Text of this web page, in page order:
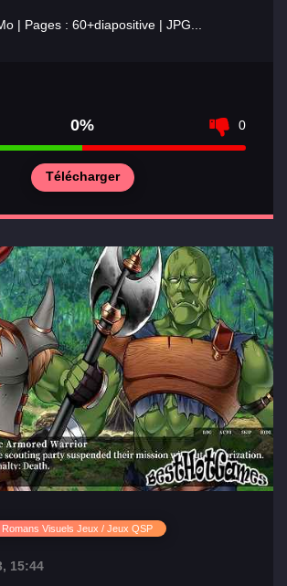
| Pages : 60+diapositive | JPG...
0% 0
Télécharger
Visuels Jeux / Jeux QSP
15:44